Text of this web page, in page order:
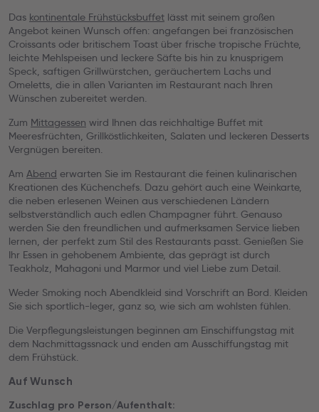
Das kontinentale Frühstücksbuffet lässt mit seinem großen
Angebot keinen Wunsch offen: angefangen bei französischen
Croissants oder britischem Toast über frische tropische Früchte,
leichte Mehlspeisen und leckere Säfte bis hin zu knusprigem
Speck, saftigen Grillwürstchen, geräuchertem Lachs und
Omeletts, die in allen Varianten im Restaurant nach Ihren
Wünschen zubereitet werden.
Zum Mittagessen wird Ihnen das reichhaltige Buffet mit
Meeresfrüchten, Grillköstlichkeiten, Salaten und leckeren Desserts
Vergnügen bereiten.
Am Abend erwarten Sie im Restaurant die feinen kulinarischen
Kreationen des Küchenchefs. Dazu gehört auch eine Weinkarte,
die neben erlesenen Weinen aus verschiedenen Ländern
selbstverständlich auch edlen Champagner führt. Genauso
werden Sie den freundlichen und aufmerksamen Service lieben
lernen, der perfekt zum Stil des Restaurants passt. Genießen Sie
Ihr Essen in gehobenem Ambiente, das geprägt ist durch
Teakholz, Mahagoni und Marmor und viel Liebe zum Detail.
Weder Smoking noch Abendkleid sind Vorschrift an Bord. Kleiden
Sie sich sportlich-leger, ganz so, wie sich am wohlsten fühlen.
Die Verpflegungsleistungen beginnen am Einschiffungstag mit
dem Nachmittagssnack und enden am Ausschiffungstag mit
dem Frühstück.
Auf Wunsch
Zuschlag pro Person/Aufenthalt: